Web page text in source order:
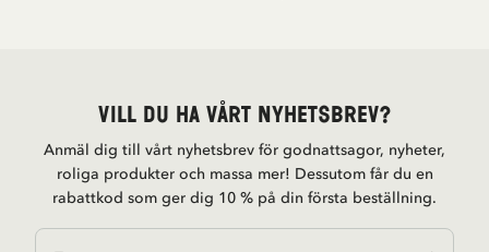
Vill du ha vårt nyhetsbrev?
Anmäl dig till vårt nyhetsbrev för godnattsagor, nyheter,
roliga produkter och massa mer! Dessutom får du en
rabattkod som ger dig 10 % på din första beställning.